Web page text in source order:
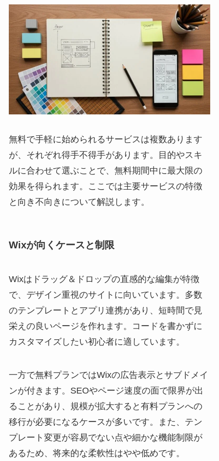
無料で手軽に始められるサービスは複数あります
が、それぞれ得手不得手があります。目的やスキ
ルに合わせて選ぶことで、無料期間中に最大限の
効果を得られます。ここでは主要サービスの特徴
と向き不向きについて解説します。
Wixが向くケースと制限
Wixはドラッグ＆ドロップの直感的な編集が特徴
で、デザイン重視のサイトに向いています。多数
のテンプレートとアプリ連携があり、短時間で見
栄えの良いページを作れます。コードを書かずに
カスタマイズしたい初心者に適しています。
一方で無料プランではWixの広告表示とサブドメイ
ンが付きます。SEOやページ速度の面で限界が出
ることがあり、規模が拡大すると有料プランへの
移行が必要になるケースが多いです。また、テン
プレート変更が容易でない点や細かな機能制限が
あるため、将来的な柔軟性はやや低めです。